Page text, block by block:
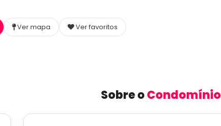
Ver mapa Ver favoritos
Sobre oCondomínio